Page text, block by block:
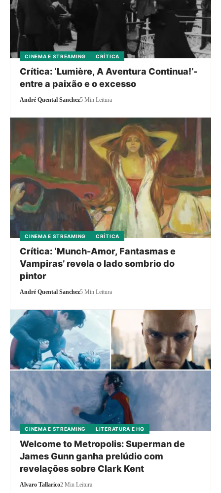
CINEMA E STREAMING CRÍTICA
Crítica: ‘Lumière, A Aventura Continua!’-
entre a paixão e o excesso
André Quental Sanchez5 Min Leitura
CINEMA E STREAMING CRÍTICA
Crítica: ‘Munch-Amor, Fantasmas e
Vampiras’ revela o lado sombrio do
pintor
André Quental Sanchez5 Min Leitura
CINEMA E STREAMING LITERATURA E HQ
Welcome to Metropolis: Superman de
James Gunn ganha prelúdio com
revelações sobre Clark Kent
Alvaro Tallarico2 Min Leitura